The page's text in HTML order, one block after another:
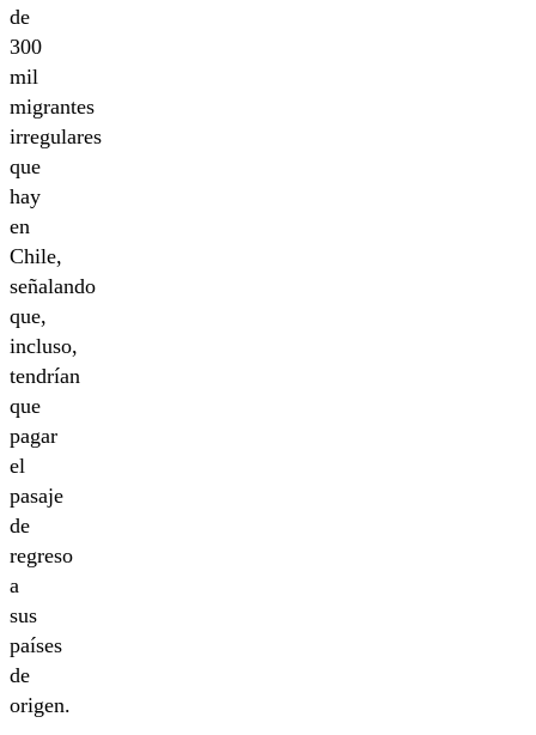
de
300
mil
migrantes
irregulares
que
hay
en
Chile,
señalando
que,
incluso,
tendrían
que
pagar
el
pasaje
de
regreso
a
sus
países
de
origen.